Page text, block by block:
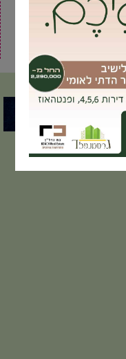
חברה על מנת להגן עליה ועל